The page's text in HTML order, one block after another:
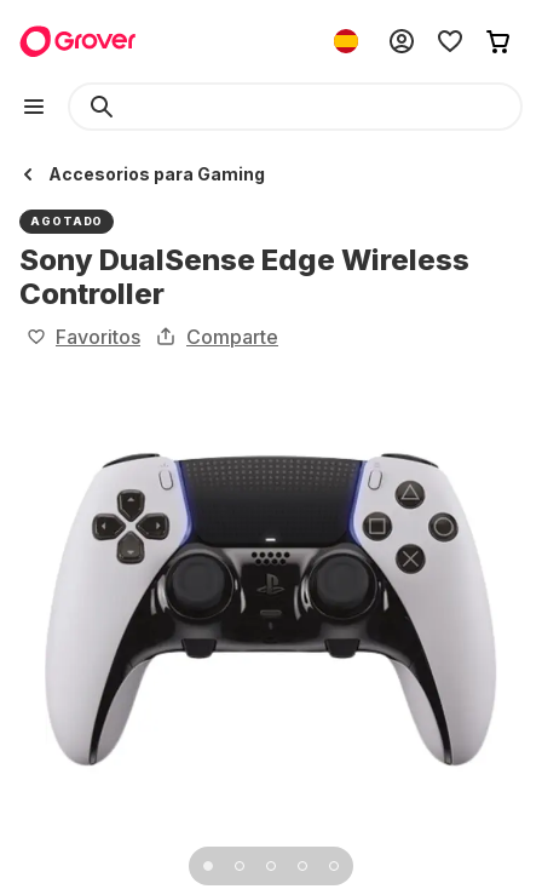
Accesorios para Gaming
AGOTADO
Sony DualSense Edge Wireless
Controller
Favoritos Comparte